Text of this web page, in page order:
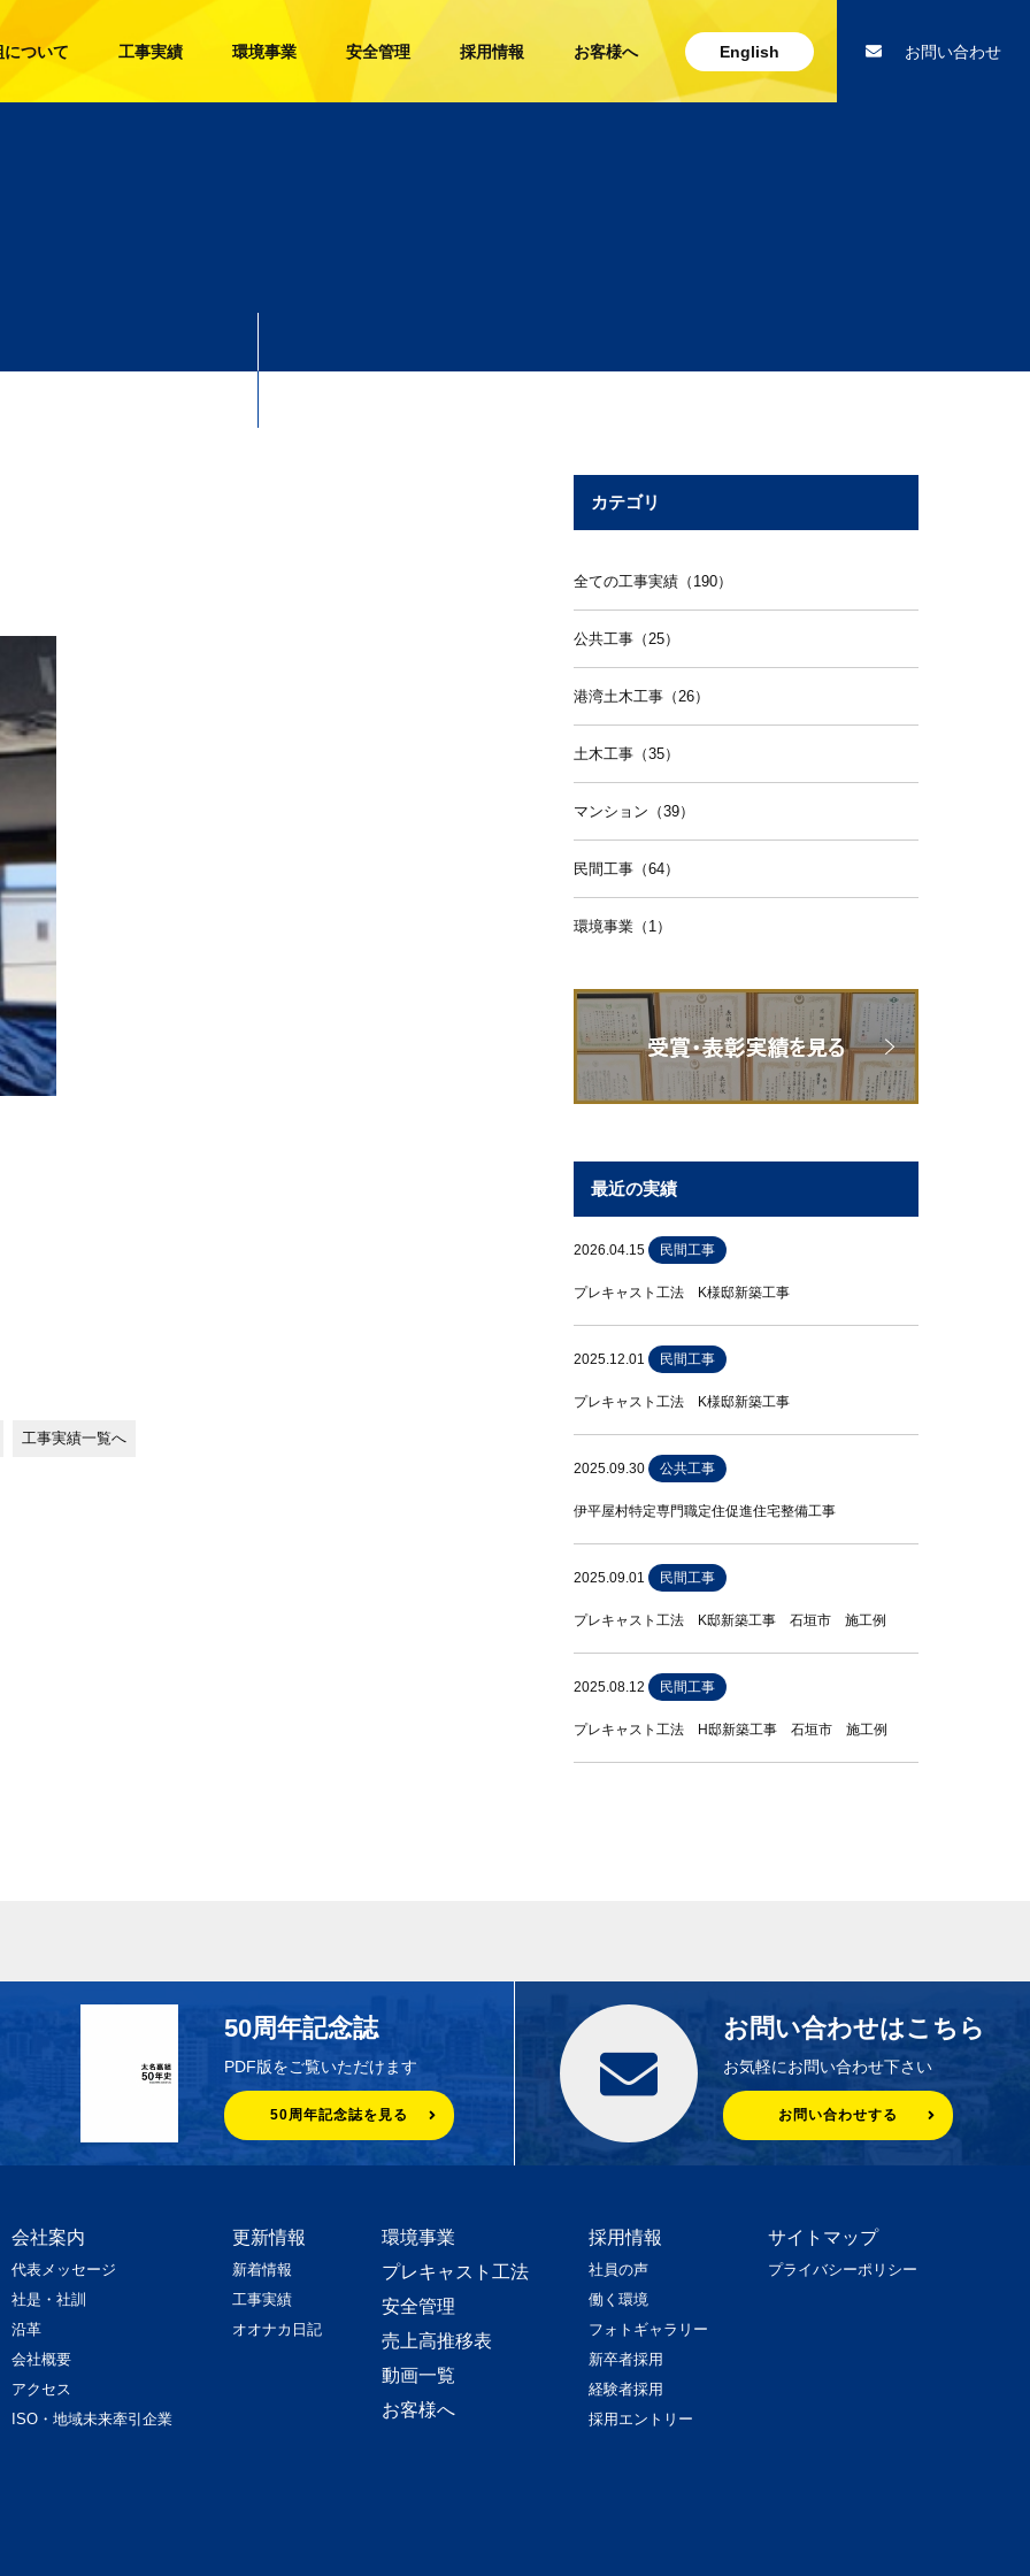
ついて 工事実績 環境事業 安全管理 採用情報 お客様へ English お問い合わせ
工事実績一覧へ
カテゴリ
全ての工事実績（190）
公共工事（25）
港湾土木工事（26）
土木工事（35）
マンション（39）
民間工事（64）
環境事業（1）
最近の実績
2026.04.15 民間工事
プレキャスト工法 K様邸新築工事
2025.12.01 民間工事
プレキャスト工法 K様邸新築工事
2025.09.30 公共工事
伊平屋村特定専門職定住促進住宅整備工事
2025.09.01 民間工事
プレキャスト工法 K邸新築工事 石垣市 施工例
2025.08.12 民間工事
プレキャスト工法 H邸新築工事 石垣市 施工例
50周年記念誌
PDF版をご覧いただけます
50周年記念誌を見る
お問い合わせはこちら
お気軽にお問い合わせ下さい
お問い合わせする
会社案内
代表メッセージ
社是・社訓
沿革
会社概要
アクセス
ISO・地域未来牽引企業
更新情報
新着情報
工事実績
オオナカ日記
環境事業
プレキャスト工法
安全管理
売上高推移表
動画一覧
お客様へ
採用情報
社員の声
働く環境
フォトギャラリー
新卒者採用
経験者採用
採用エントリー
サイトマップ
プライバシーポリシー